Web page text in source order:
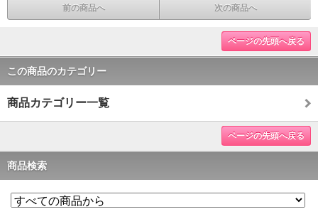
前の商品へ 次の商品へ
ページの先頭へ戻る
この商品のカテゴリー
商品カテゴリー一覧
ページの先頭へ戻る
商品検索